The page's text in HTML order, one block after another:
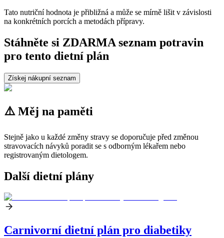
Tato nutriční hodnota je přibližná a může se mírně lišit v závislosti
na konkrétních porcích a metodách přípravy.
Stáhněte si ZDARMA seznam potravin
pro tento dietní plán
Získej nákupní seznam
⚠️ Měj na paměti
Stejně jako u každé změny stravy se doporučuje před změnou
stravovacích návyků poradit se s odborným lékařem nebo
registrovaným dietologem.
Další dietní plány
Carnivorní dietní plán pro diabetiky